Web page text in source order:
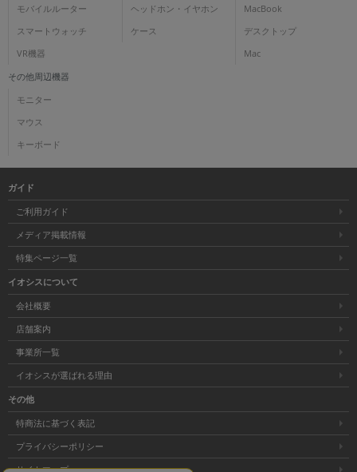
モバイルルーター
スマートウォッチ
VR機器
ヘッドホン・イヤホン
ケース
MacBook
デスクトップ
Mac
その他周辺機器
モニター
マウス
キーボード
ガイド
ご利用ガイド
メディア掲載情報
特集ページ一覧
イオシスについて
会社概要
店舗案内
事業所一覧
イオシスが選ばれる理由
その他
特商法に基づく表記
プライバシーポリシー
サイトマップ